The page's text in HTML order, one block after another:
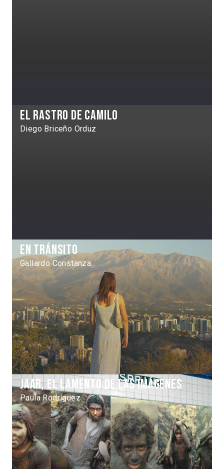
El Rastro de Camilo
Diego Briceño Orduz
En tránsito
Gallardo Constanza
Jaar, el lamento de las imágenes
Paula Rodríguez